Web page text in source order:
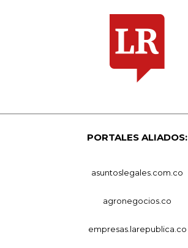
PORTALES ALIADOS:
asuntoslegales.com.co
agronegocios.co
empresas.larepublica.co